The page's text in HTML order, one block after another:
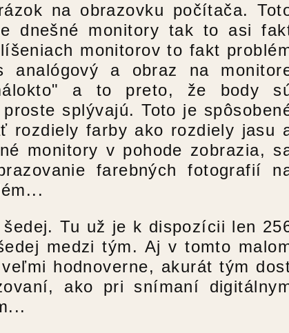
na obrazovku počítača.
dnešné monitory tak to asi
monitorov to fakt
a obraz na
a to preto, že body
splývajú. Toto je
rozdiely farby ako rozdiely jasu
monitory v pohode zobrazia,
farebných fotografií
Tu už je k dispozícii len
medzi tým. Aj v tomto
hodnoverne, akurát tým
ako pri snímaní